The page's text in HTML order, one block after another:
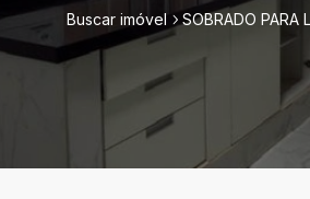
Buscar imóvel SOBRADO PARA